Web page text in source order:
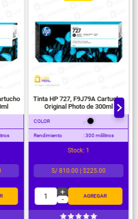
Tinta HP 727, F9J79A Cartucho
Original Photo de 300ml
COLOR
Rendimiento : 300 mililitros
Stock: 1
S/ 810.00 | $225.00
1 +
- AGREGAR